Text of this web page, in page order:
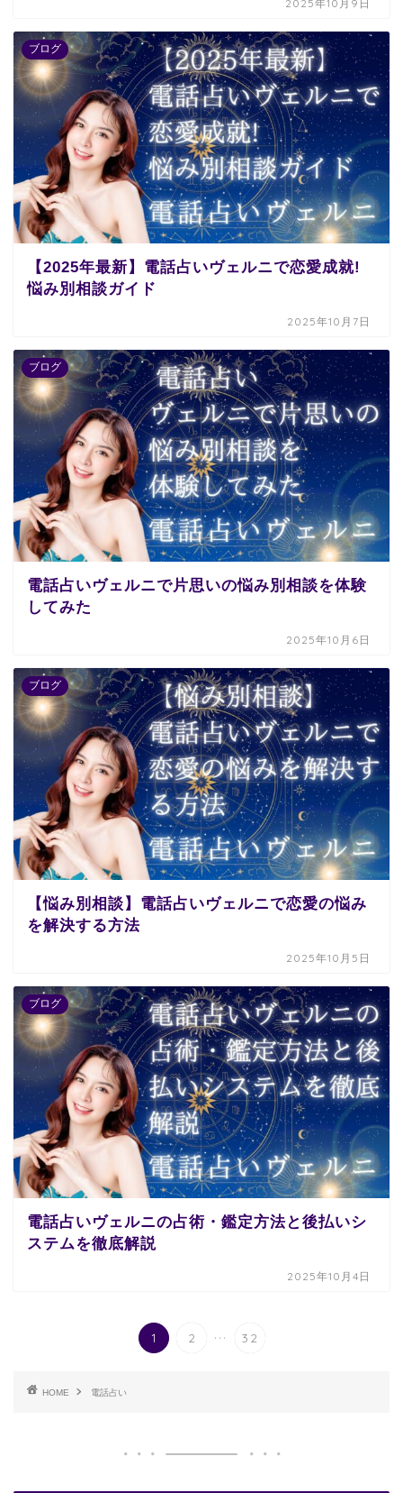
2025年10月9日
ブログ
【2025年最新】電話占いヴェルニで恋愛成就!
悩み別相談ガイド
2025年10月7日
ブログ
電話占いヴェルニで片思いの悩み別相談を体験
してみた
2025年10月6日
ブログ
【悩み別相談】電話占いヴェルニで恋愛の悩み
を解決する方法
2025年10月5日
ブログ
電話占いヴェルニの占術・鑑定方法と後払いシ
ステムを徹底解説
2025年10月4日
1 2 ... 32
HOME 電話占い